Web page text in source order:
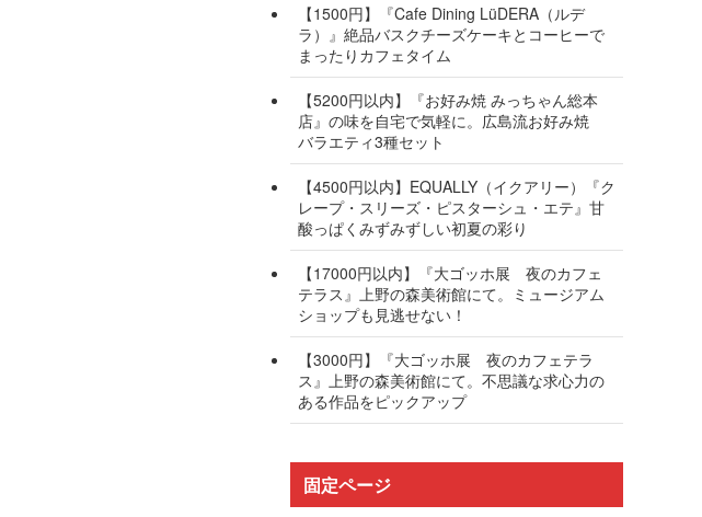
【1500円】『Cafe Dining LüDERA（ルデ
ラ）』絶品バスクチーズケーキとコーヒーで
まったりカフェタイム
【5200円以内】『お好み焼 みっちゃん総本
店』の味を自宅で気軽に。広島流お好み焼
バラエティ3種セット
【4500円以内】EQUALLY（イクアリー）『ク
レープ・スリーズ・ピスターシュ・エテ』甘
酸っぱくみずみずしい初夏の彩り
【17000円以内】『大ゴッホ展 夜のカフェ
テラス』上野の森美術館にて。ミュージアム
ショップも見逃せない！
【3000円】『大ゴッホ展 夜のカフェテラ
ス』上野の森美術館にて。不思議な求心力の
ある作品をピックアップ
固定ページ